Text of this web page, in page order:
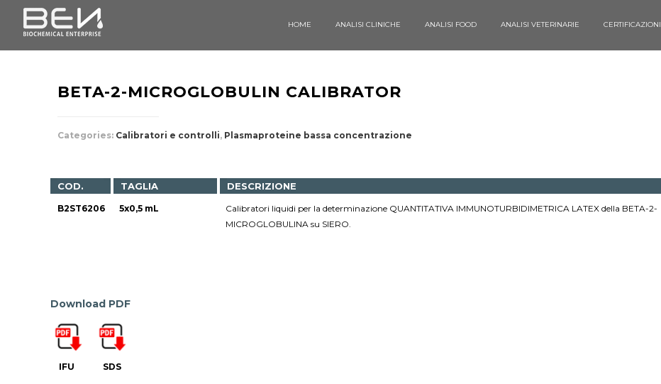
HOME ANALISI CLINICHE ANALISI FOOD ANALISI VETERINARIE CERTIFICAZIONI
BETA-2-MICROGLOBULIN CALIBRATOR
Categories: Calibratori e controlli, Plasmaproteine bassa concentrazione
COD. TAGLIA DESCRIZIONE
B2ST6206 5x0,5 mL
Calibratori liquidi per la determinazione QUANTITATIVA IMMUNOTURBIDIMETRICA LATEX della BETA-2-
MICROGLOBULINA su SIERO.
Download PDF
IFU SDS